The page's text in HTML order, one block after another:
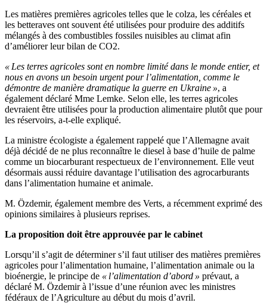
Les matières premières agricoles telles que le colza, les céréales et
les betteraves ont souvent été utilisées pour produire des additifs
mélangés à des combustibles fossiles nuisibles au climat afin
d’améliorer leur bilan de CO2.
« Les terres agricoles sont en nombre limité dans le monde entier, et
nous en avons un besoin urgent pour l’alimentation, comme le
démontre de manière dramatique la guerre en Ukraine », a
également déclaré Mme Lemke. Selon elle, les terres agricoles
devraient être utilisées pour la production alimentaire plutôt que pour
les réservoirs, a-t-elle expliqué.
La ministre écologiste a également rappelé que l’Allemagne avait
déjà décidé de ne plus reconnaître le diesel à base d’huile de palme
comme un biocarburant respectueux de l’environnement. Elle veut
désormais aussi réduire davantage l’utilisation des agrocarburants
dans l’alimentation humaine et animale.
M. Özdemir, également membre des Verts, a récemment exprimé des
opinions similaires à plusieurs reprises.
La proposition doit être approuvée par le cabinet
Lorsqu’il s’agit de déterminer s’il faut utiliser des matières premières
agricoles pour l’alimentation humaine, l’alimentation animale ou la
bioénergie, le principe de « l’alimentation d’abord » prévaut, a
déclaré M. Özdemir à l’issue d’une réunion avec les ministres
fédéraux de l’Agriculture au début du mois d’avril.